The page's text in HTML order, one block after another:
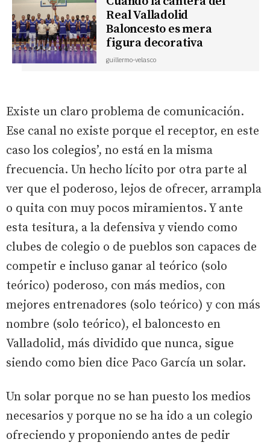
Real Valladolid
Baloncesto es mera
figura decorativa
guillermo-velasco
Existe un claro problema de comunicación.
Ese canal no existe porque el receptor, en este
caso los colegios’, no está en la misma
frecuencia. Un hecho lícito por otra parte al
ver que el poderoso, lejos de ofrecer, arrampla
o quita con muy pocos miramientos. Y ante
esta tesitura, a la defensiva y viendo como
clubes de colegio o de pueblos son capaces de
competir e incluso ganar al teórico (solo
teórico) poderoso, con más medios, con
mejores entrenadores (solo teórico) y con más
nombre (solo teórico), el baloncesto en
Valladolid, más dividido que nunca, sigue
siendo como bien dice Paco García un solar.
Un solar porque no se han puesto los medios
necesarios y porque no se ha ido a un colegio
ofreciendo y proponiendo antes de pedir